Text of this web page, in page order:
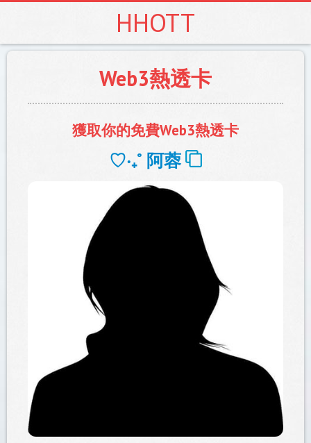
HHOTT
Web3熱透卡
獲取你的免費Web3熱透卡
♡‧₊˚ ️ 阿蓉